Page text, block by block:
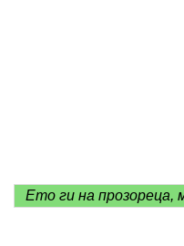
Ето ги на прозореца,